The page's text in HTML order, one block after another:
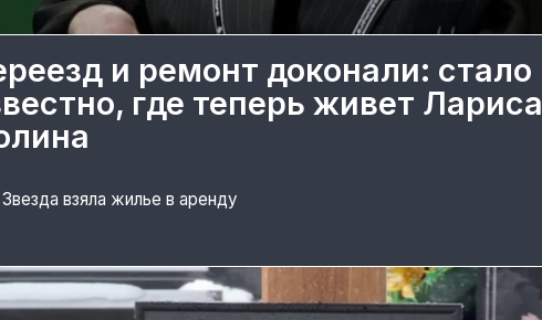
и ремонт доконали: стало
где теперь живет Лариса
Звезда взяла жилье в аренду